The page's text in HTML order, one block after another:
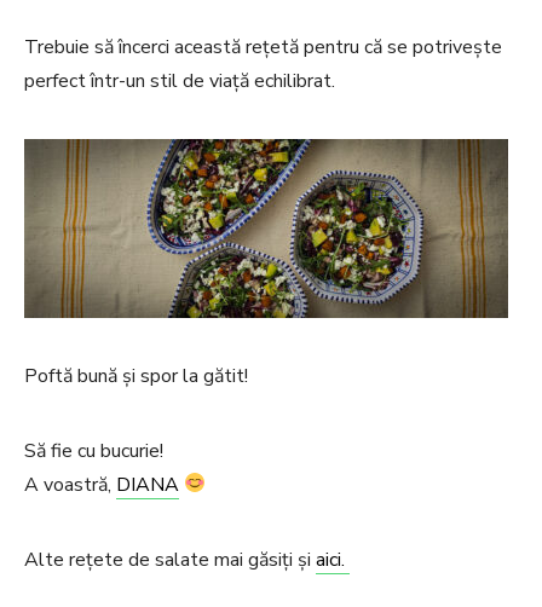
Trebuie să încerci această rețetă pentru că se potrivește
perfect într-un stil de viață echilibrat.
Poftă bună și spor la gătit!
Să fie cu bucurie!
A voastră, DIANA
Alte rețete de salate mai găsiți și aici.